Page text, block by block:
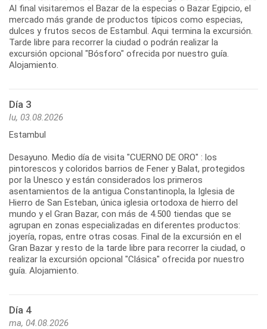
Al final visitaremos el Bazar de la especias o Bazar Egipcio, el
mercado más grande de productos típicos como especias,
dulces y frutos secos de Estambul. Aqui termina la excursión.
Tarde libre para recorrer la ciudad o podrán realizar la
excursión opcional "Bósforo" ofrecida por nuestro guía.
Alojamiento.
Día 3
lu, 03.08.2026
Estambul
Desayuno. Medio día de visita "CUERNO DE ORO" : los
pintorescos y coloridos barrios de Fener y Balat, protegidos
por la Unesco y están considerados los primeros
asentamientos de la antigua Constantinopla, la Iglesia de
Hierro de San Esteban, única iglesia ortodoxa de hierro del
mundo y el Gran Bazar, con más de 4.500 tiendas que se
agrupan en zonas especializadas en diferentes productos:
joyería, ropas, entre otras cosas. Final de la excursión en el
Gran Bazar y resto de la tarde libre para recorrer la ciudad, o
realizar la excursión opcional "Clásica" ofrecida por nuestro
guía. Alojamiento.
Día 4
ma, 04.08.2026